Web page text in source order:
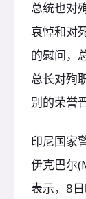
总统也对
哀悼和对
的慰问，
总长对殉
别的荣誉
印尼国家
伊克巴尔
表示，8